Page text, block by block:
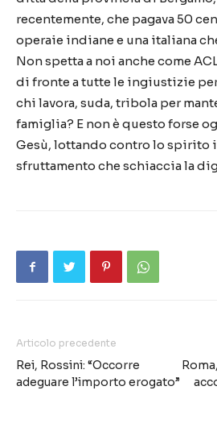
recentemente, che pagava 50
operaie indiane e una italiana
Non spetta a noi anche come
di fronte a tutte le ingiustizie
chi lavora, suda, tribola per
famiglia? E non è questo forse
Gesù, lottando contro lo spirito
sfruttamento che schiaccia la
Articolo precedente
Rei, Rossini: “Occorre
adeguare l’importo erogato”